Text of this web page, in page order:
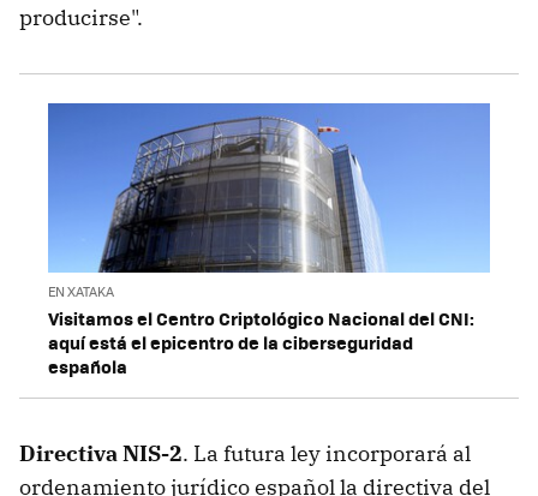
producirse".
EN XATAKA
Visitamos el Centro Criptológico Nacional del CNI:
aquí está el epicentro de la ciberseguridad
española
Directiva NIS-2. La futura ley incorporará al
ordenamiento jurídico español la directiva del